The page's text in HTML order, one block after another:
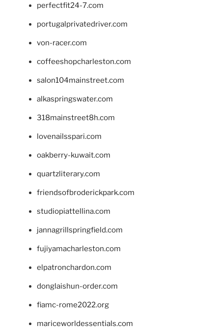
perfectfit24-7.com
portugalprivatedriver.com
von-racer.com
coffeeshopcharleston.com
salon104mainstreet.com
alkaspringswater.com
318mainstreet8h.com
lovenailsspari.com
oakberry-kuwait.com
quartzliterary.com
friendsofbroderickpark.com
studiopiattellina.com
jannagrillspringfield.com
fujiyamacharleston.com
elpatronchardon.com
donglaishun-order.com
fiamc-rome2022.org
mariceworldessentials.com